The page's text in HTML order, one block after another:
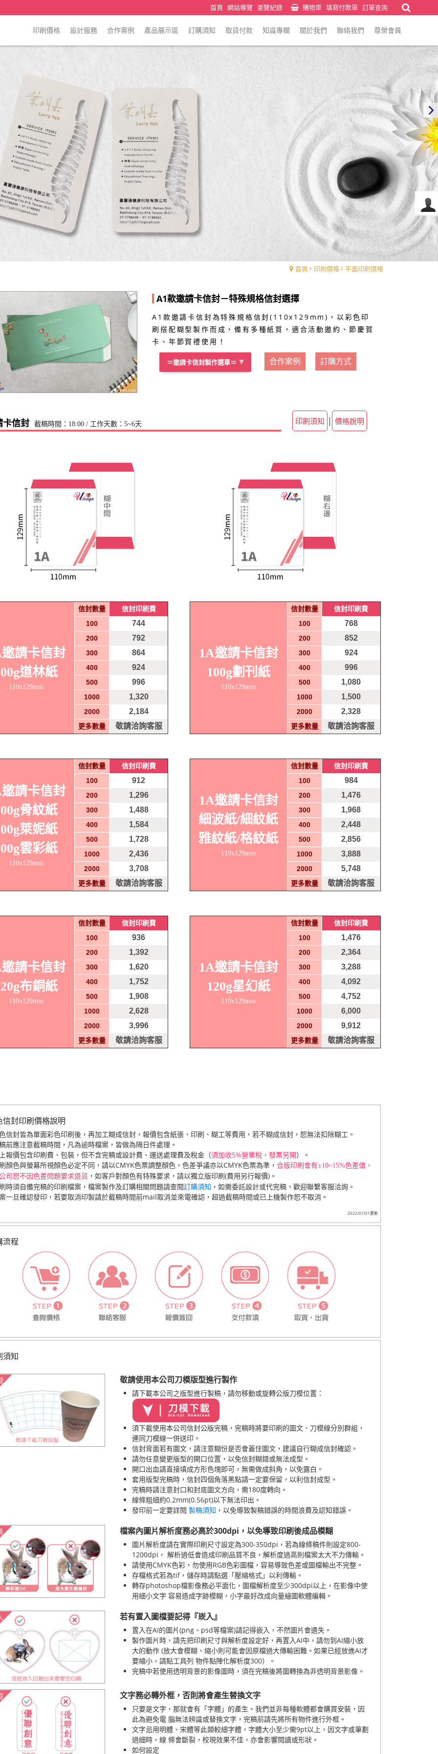
首頁 網站導覽 瀏覽紀錄 購物車 填寫付款單 訂單查詢
印刷價格 設計服務 合作案例 產品展示區 訂購須知 取貨付款 知識專欄 關於我們 聯絡我們 尊榮會員
首頁 印刷價格 平面印刷價格
A1款邀請卡信封－特殊規格信封選擇
A1款邀請卡信封為特殊規格信封(110x129mm)，以彩色印
刷搭配糊型製作而成，備有多種紙質，適合活動邀約、節慶賀
卡、年節賀禮使用！
＝邀請卡信封製作選單＝ 合作案例 訂購方式
卡信封 截稿時間：18:00 / 工作天數：5~6天 印刷須知 | 價格說明
請卡信封
道林紙
110x129mm
信封數量
信封印刷費
100
744
200 792
300 864
400 924
500 996
1000 1,320
2000 2,184
更多數量 敬請洽詢客服
1A邀請卡信封
100g劃刊紙
110x129mm
信封數量
信封印刷費
100
768
200 852
300 924
400 996
500 1,080
1000 1,500
2000 2,328
更多數量 敬請洽詢客服
請卡信封
骨紋紙
萊妮紙
雲彩紙
110x129mm
信封數量
信封印刷費
100
912
200 1,296
300 1,488
400 1,584
500 1,728
1000 2,436
2000 3,708
更多數量 敬請洽詢客服
1A邀請卡信封
細波紙/細紋紙
雅紋紙/格紋紙
110x129mm
信封數量
信封印刷費
100
984
200 1,476
300 1,968
400 2,448
500 2,856
1000 3,888
2000 5,748
更多數量 敬請洽詢客服
請卡信封
布銅紙
110x129mm
信封數量
信封印刷費
100
936
200 1,392
300 1,620
400 1,752
500 1,908
1000 2,628
2000 3,996
更多數量 敬請洽詢客服
1A邀請卡信封
120g星幻紙
110x129mm
信封數量
信封印刷費
100
1,476
200 2,364
300 3,288
400 4,092
500 4,752
1000 6,000
2000 9,912
更多數量 敬請洽詢客服
信封印刷價格說明
信封皆為單面彩色印刷後，再加工糊成信封，報價包含紙張、印刷、糊工等費用，若不糊成信封，恕無法扣除糊工。
前應注意截稿時間，凡為逾時檔案，皆做為隔日件處理。
報價包含印刷費、包裝，但不含完稿或設計費、運送處理費及稅金（須加收5%營業稅，發票另開）。
顏色與螢幕所視顏色必定不同，請以CMYK色票調整顏色，色差爭議亦以CMYK色票為準， 合版印刷會有±10~15%色差值，
司恕不因色差問題要求退貨 ，如客戶對顏色有特殊要求，請以獨立版印刷(費用另行報價)。
時須自備完稿的印刷檔案，檔案製作及訂購相關問題請查閱訂購須知 ，如需委託設計或代完稿，歡迎聯繫客服洽詢。
一旦確認發印，若要取消印製請於截稿時間前mail取消並來電確認，超過截稿時間或已上機製作恕不取消。
2022/07/01更新
流程
須知
敬請使用本公司刀模版型進行製作
請下載本公司之版型進行製稿 ，請勿移動或旋轉公版刀模位置 ：
須下載使用本公司信封公版完稿，完稿時將要印刷的圖文、刀模線分別群組，
連同刀模線一併送印。
信封背面若有圖文，請注意糊份是否會蓋住圖文，建議自行糊成信封確認。
請勿任意變更版型的開口位置，以免信封糊錯或無法成型。
開口出血請直接填成方形色塊即可，無需做成斜角，以免露白。
套用版型完稿時，信封四個角落黑點請一定要保留，以利信封成型。
完稿時請注意封口和封底圖文方向，需180度轉向。
線條粗細約0.2mm(0.56pt)以下無法印出。
發印前一定要詳閱製稿須知 ，以免導致製稿錯誤的時間浪費及認知錯誤。
檔案內圖片解析度務必高於300dpi，以免導致印刷後成品模糊
圖片解析度請在實際印刷尺寸設定為300-350dpi，若為線條稿件則設定800-
1200dpi， 解析過低會造成印刷品質不良，解析度過高則檔案太大不力傳輸。
請使用CMYK色彩，勿使用RGB色彩圖檔，容易導致色差或圖檔輸出不完整。
存檔格式若為tif，儲存時請點選「壓縮格式」以利傳輸。
轉存photoshop檔影像務必平面化，圖檔解析度至少300dpi以上，在影像中使
用細小文字 容易造成字跡模糊，小字最好改成向量繪圖軟體編輯。
若有置入圖檔要記得『崁入』
置入在AI的圖片(png、psd等檔案)請記得嵌入，不然圖片會遺失。
製作圖片時，請先把印刷尺寸與解析度設定好，再置入AI中，請勿到AI縮小放
大的動作 (放大會模糊、縮小則可能會因原檔過大傳輸困難。如果已經放進AI才
要縮小，請點工具列 物件點陣化解析度300）。
完稿中若使用透明背景的影像圖時，須在完稿後將圖轉換為非透明背景影像。
文字務必轉外框，否則將會產生替換文字
只要是文字，那就會有「字體」的產生。我們並非每種軟體都會購買安裝，因
此為避免電 腦無法辨識或替換文字，完稿前請先將所有物件進行外框。
文字忌用明體、宋體等此類較細字體，字體大小至少需9pt以上，因文字或筆劃
過細時，線 條會斷裂，校現效果不佳，亦會影響閱讀或形狀。
如何設定